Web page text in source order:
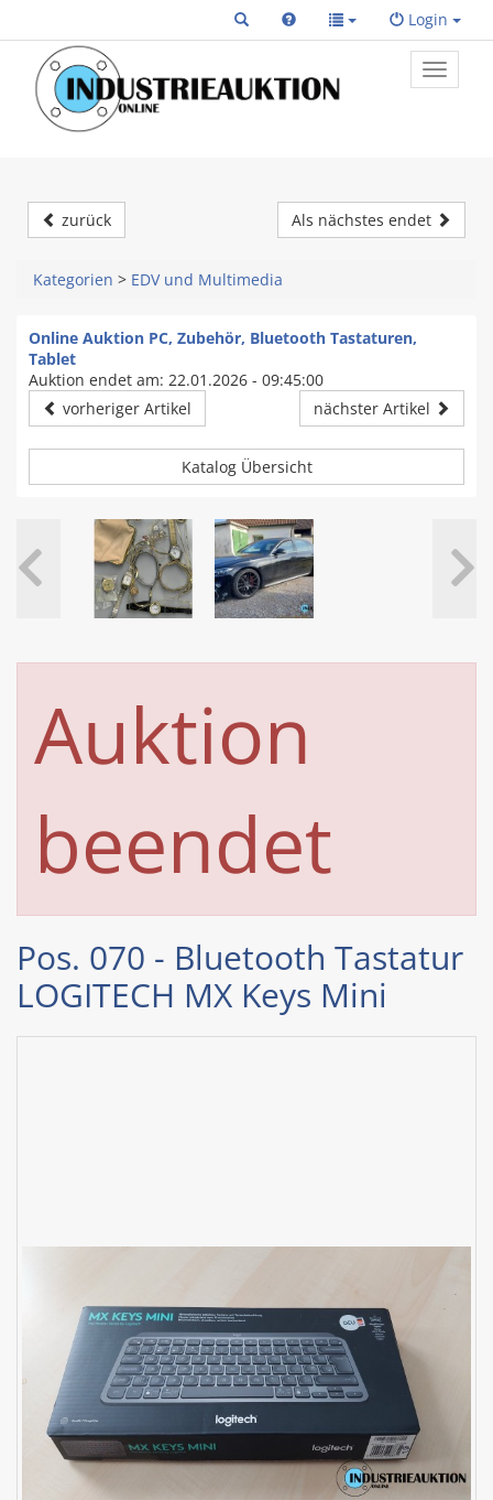
Login
Toggle
primary
zurück Als nächstes endet
Kategorien > EDV und Multimedia
Online Auktion PC, Zubehör, Bluetooth Tastaturen,
Tablet
Auktion endet am: 22.01.2026 - 09:45:00
vorheriger Artikel
nächster Artikel
Katalog Übersicht
Auktion
beendet
Pos. 070 - Bluetooth Tastatur
LOGITECH MX Keys Mini